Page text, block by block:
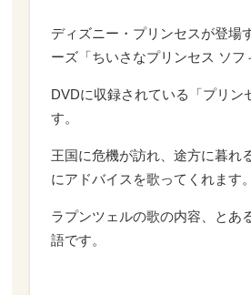
ディズニー・プリンセスが登場
ーズ「ちいさなプリンセス ソフ
DVDに収録されている「プリン
す。
王国に危機が訪れ、途方に暮れ
にアドバイスを歌ってくれます。
ラプンツェルの歌の内容、とあ
語です。